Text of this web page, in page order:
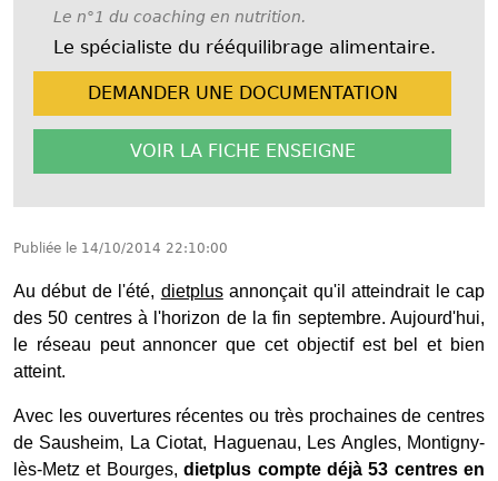
Le n°1 du coaching en nutrition.
Le spécialiste du rééquilibrage alimentaire.
DEMANDER UNE DOCUMENTATION
VOIR LA FICHE ENSEIGNE
Publiée le 14/10/2014 22:10:00
Au début de l'été, dietplusannonçait qu'il atteindrait le cap
des 50 centres à l'horizon de la fin septembre. Aujourd'hui,
le réseau peut annoncer que cet objectif est bel et bien
atteint.
Avec les ouvertures récentes ou très prochaines de centres
de Sausheim, La Ciotat, Haguenau, Les Angles, Montigny-
lès-Metz et Bourges,dietplus compte déjà 53 centres en